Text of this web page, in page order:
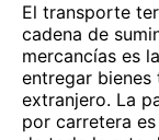
El transporte
cadena de
mercancías es
entregar
extranjero. La
por carretera